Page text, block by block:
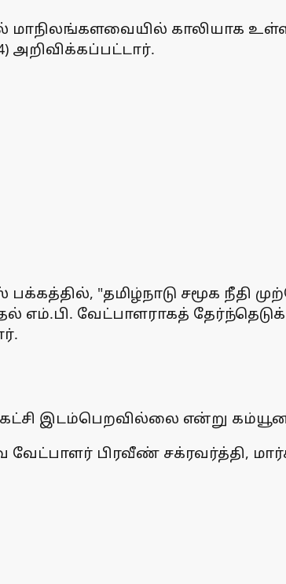
காலியாக உள்ள
அறிவிக்கப்பட்டார்.
"தமிழ்நாடு சமூக நீதி
எம்.பி. வேட்பாளராகத்
இடம்பெறவில்லை என்று
பிரவீண் சக்ரவர்த்தி,